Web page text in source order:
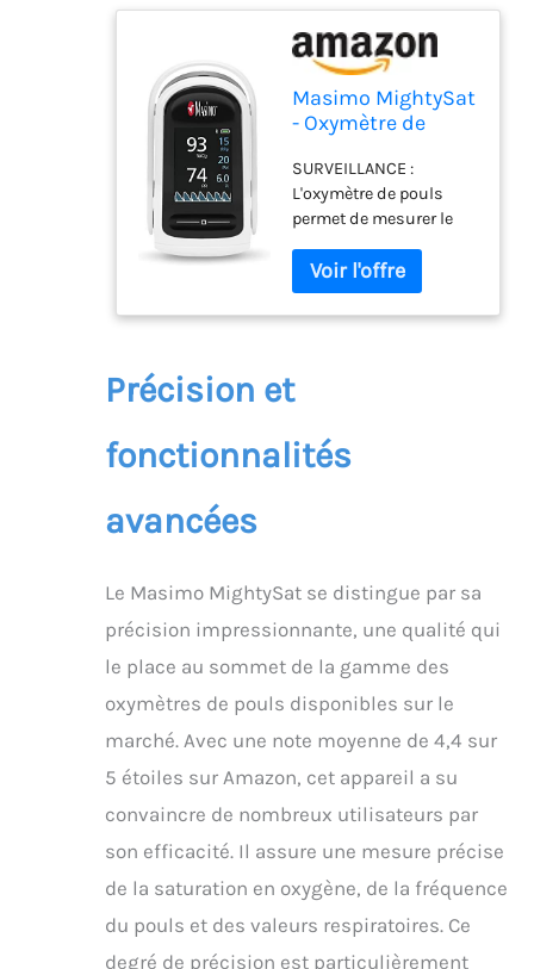
Masimo MightySat
- Oxymètre de
enregistre les
données
physiologiques, la
saturation en
oxygène, la
fréquence du
pouls et les
compatible iOS et
SURVEILLANCE :
L'oxymètre de pouls
permet de mesurer le
oxygène (SpO2) et la
fréquence du pouls (PR)
de manière non
lumière dans le doigt
votre corps en
mesurant rapidement
voulez mieux connaître
votre état de santé
FONCTION : en
absorbant la lumière
sur votre doigt, il
mesure vos principales
valeurs physiologiques
en les envoyant via
Bluetooth à
l'application Masimo
sur votre appareil Apple
TECHNOLOGIE :
technologie de qualité
Précision et
fonctionnalités
avancées
Le Masimo MightySat se distingue par sa
précision impressionnante, une qualité qui
le place au sommet de la gamme des
oxymètres de pouls disponibles sur le
marché. Avec une note moyenne de 4,4 sur
5 étoiles sur Amazon, cet appareil a su
convaincre de nombreux utilisateurs par
son efficacité. Il assure une mesure précise
de la saturation en oxygène, de la fréquence
du pouls et des valeurs respiratoires. Ce
degré de précision est particulièrement